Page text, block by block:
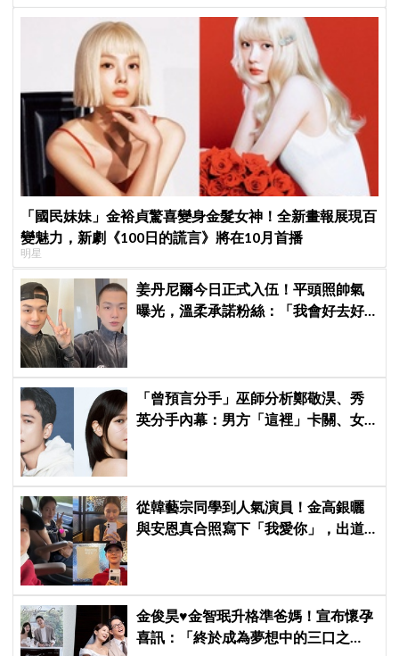
「國民妹妹」金裕貞驚喜變身金髮女神！全新畫報展現百
變魅力，新劇《100日的謊言》將在10月首播
明星
姜丹尼爾今日正式入伍！平頭照帥氣
曝光，溫柔承諾粉絲：「我會好去好
「曾預言分手」巫師分析鄭敬淏、秀
英分手內幕：男方「這裡」卡關、女
從韓藝宗同學到人氣演員！金高銀曬
與安恩真合照寫下「我愛你」，出道
金俊昊♥金智珉升格準爸媽！宣布懷孕
喜訊：「終於成為夢想中的三口之